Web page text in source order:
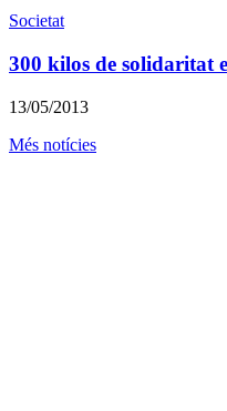
Societat
300 kilos de solidaritat
13/05/2013
Més notícies